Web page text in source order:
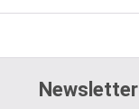
Newsletter